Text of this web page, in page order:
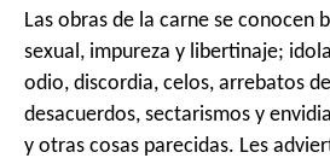
Las obras de la carne se conocen
sexual, impureza y libertinaje;
odio, discordia, celos, arrebatos
desacuerdos, sectarismos y
y otras cosas parecidas. Les